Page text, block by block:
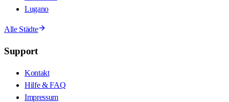
Lugano
Alle Städte
Support
Kontakt
Hilfe & FAQ
Impressum